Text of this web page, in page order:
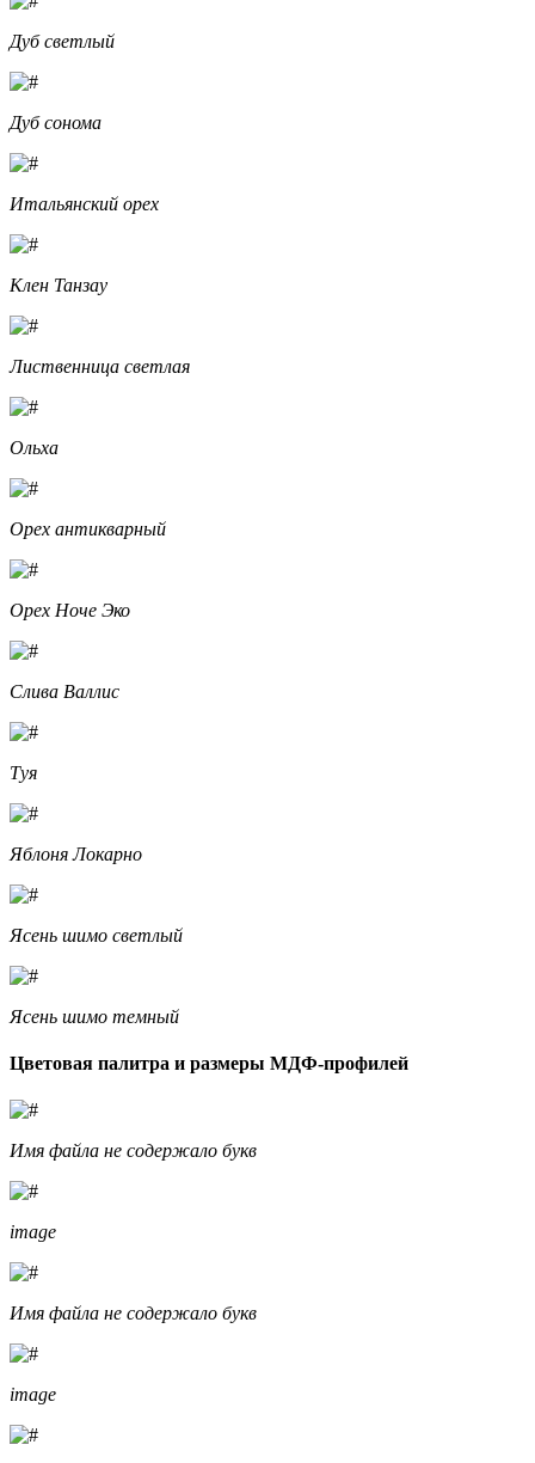
Дуб светлый
Дуб сонома
Итальянский орех
Клен Танзау
Лиственница светлая
Ольха
Орех антикварный
Орех Ноче Эко
Слива Валлис
Туя
Яблоня Локарно
Ясень шимо светлый
Ясень шимо темный
Цветовая палитра и размеры МДФ-профилей
Имя файла не содержало букв
image
Имя файла не содержало букв
image